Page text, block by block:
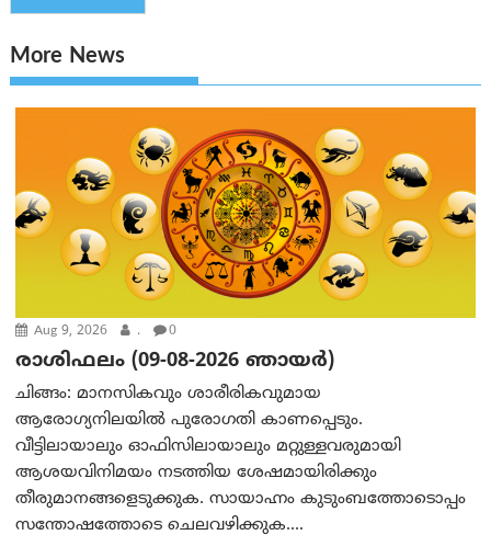
More News
Aug 9, 2026 . 0
രാശിഫലം (09-08-2026 ഞായര്‍)
ചിങ്ങം: മാനസികവും ശാരീരികവുമായ
ആരോഗ്യനിലയിൽ പുരോഗതി കാണപ്പെടും.
വീട്ടിലായാലും ഓഫിസിലായാലും മറ്റുള്ളവരുമായി
ആശയവിനിമയം നടത്തിയ ശേഷമായിരിക്കും
തീരുമാനങ്ങളെടുക്കുക. സായാഹ്നം കുടുംബത്തോടൊപ്പം
സന്തോഷത്തോടെ ചെലവഴിക്കുക....